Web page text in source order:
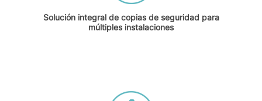
Solución integral de copias de seguridad para
múltiples instalaciones